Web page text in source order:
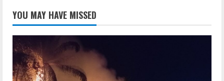
YOU MAY HAVE MISSED